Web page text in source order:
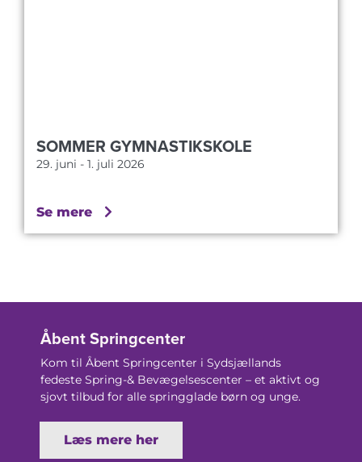
SOMMER GYMNASTIKSKOLE
29. juni - 1. juli 2026
Se mere
Åbent Springcenter
Kom til Åbent Springcenter i Sydsjællands
fedeste Spring-& Bevægelsescenter – et aktivt og
sjovt tilbud for alle springglade børn og unge.
Læs mere her